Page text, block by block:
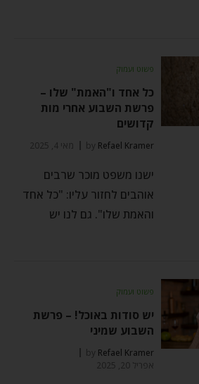
פשוט ועמוק
כל אחד ו"האמת" שלו –
פרשת השבוע אחרי מות
קדושים
by Refael Kramer מאי 4, 2025
ישנו משפט מוכר שרבים
אוהבים לחזור עליו: "כל אחד
והאמת שלו". גם לנו יש
פשוט ועמוק
יש סודות באוכל! – פרשת
השבוע שמיני
by Refael Kramer
אפריל 20, 2025